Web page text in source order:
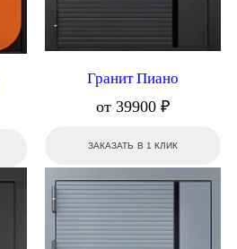
Гранит Пиано
от 39900 ₽
ЗАКАЗАТЬ В 1 КЛИК